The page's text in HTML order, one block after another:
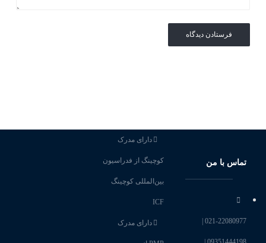
دارای مدرک
کوچینگ از فدراسیون
بین‌المللی کوچینگ
ICF
دارای مدرک
تماس با من
021-22080977 |